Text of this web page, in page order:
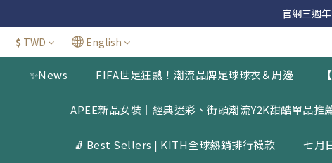
官網三週
官網三週
$ TWD English
✨News FIFA世足狂熱！潮流品牌足球球衣＆周邊
APEE新品女裝｜經典迷彩、街頭潮流Y2K甜酷單品推
🧦 Best Sellers | KITH全球熱銷排行襪款 七月